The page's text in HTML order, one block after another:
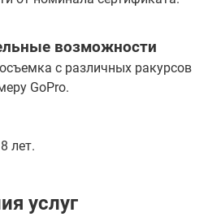
возможности
с различных ракурсов
GoPro.
лет.
услуг